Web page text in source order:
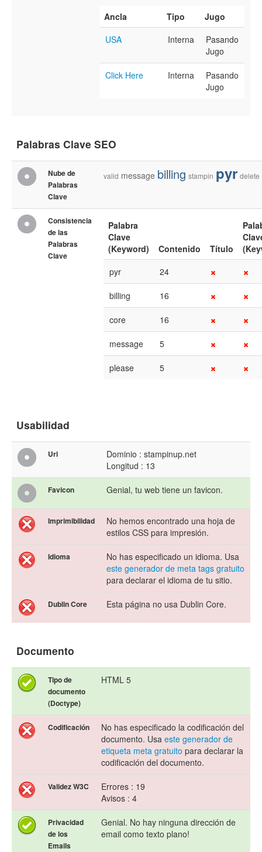
Ancla Tipo
Jugo
USA
Interna
Pasando
Jugo
Click Here Interna
Pasando
Jugo
Palabras Clave SEO
Nube de
Palabras
Clave
valid message billing stampin pyr delete
Consistencia
de las
Palabras
Clave
Palabra
Clave
(Keyword)
Contenido Título
pyr
24
billing 16
core 16
message 5
please 5
Usabilidad
Url
Dominio : stampinup.net
Longitud : 13
Favicon Genial, tu web tiene un favicon.
Imprimibilidad
No hemos encontrado una hoja de
estilos CSS para impresión.
Idioma
No has especificado un idioma. Usa
este generador de meta tags gratuito
para declarar el idioma de tu sitio.
Dublin Core Esta página no usa Dublin Core.
Documento
Tipo de
documento
(Doctype)
HTML 5
Codificación
No has especificado la codificación del
documento. Usa este generador de
etiqueta meta gratuito para declarar la
codificación del documento.
Validez W3C
Errores : 19
Avisos : 4
Privacidad
de los
Emails
Genial. No hay ninguna dirección de
email como texto plano!